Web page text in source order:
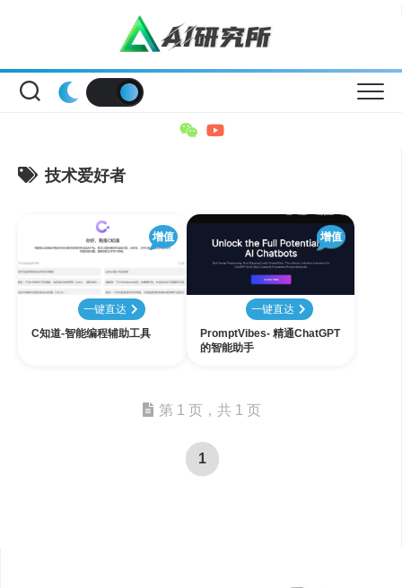
技术爱好者
增值
一键直达
C知道-智能编程辅助工具
增值
一键直达
PromptVibes- 精通ChatGPT
的智能助手
第 1 页，共 1 页
1